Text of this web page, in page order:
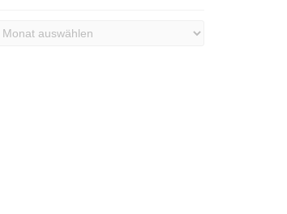
Archiv